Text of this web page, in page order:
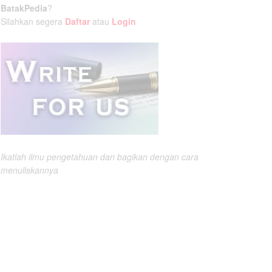
BatakPedia?
Silahkan segera Daftar atau Login
Ikatlah ilmu pengetahuan dan bagikan dengan cara
menuliskannya